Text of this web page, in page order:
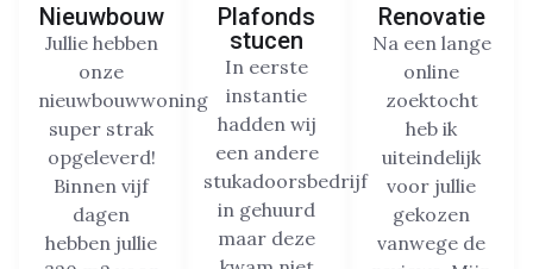
Nieuwbouw
Jullie hebben
onze
nieuwbouwwoning
super strak
opgeleverd!
Binnen vijf
dagen
hebben jullie
Plafonds
stucen
In eerste
instantie
hadden wij
een andere
stukadoorsbedrijf
in gehuurd
maar deze
Renovatie
Na een lange
online
zoektocht
heb ik
uiteindelijk
voor jullie
gekozen
vanwege de